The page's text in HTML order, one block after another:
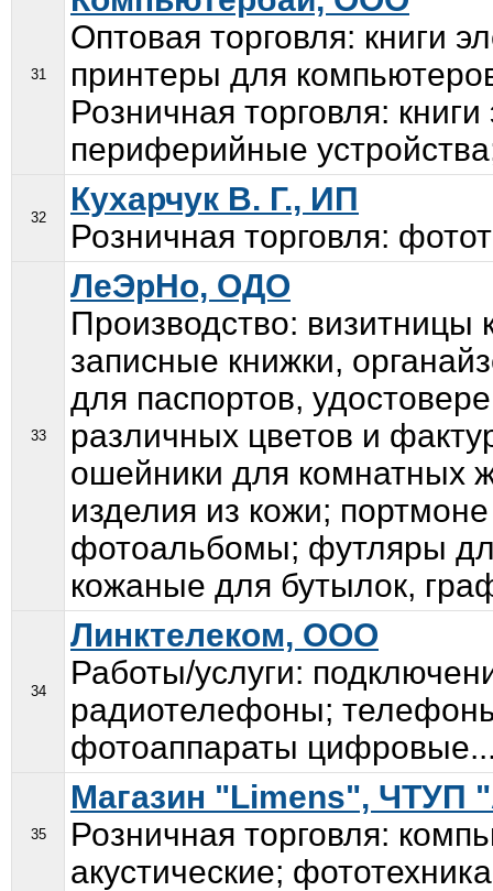
31
Оптовая торговля: книги
принтеры для
Розничная торговля:
периферийные
32
Кухарчук В. Г., ИП
Розничная торговля:
33
ЛеЭрНо, ОДО
Производство:
записные книжки,
для паспортов,
различных цветов и
ошейники для комнатных
изделия из кожи;
фотоальбомы; футляры
кожаные для бутылок,
34
Линктелеком, ООО
Работы/услуги:
радиотелефоны;
фотоаппараты
35
Магазин "Limens", ЧТУП
Розничная торговля:
акустические;